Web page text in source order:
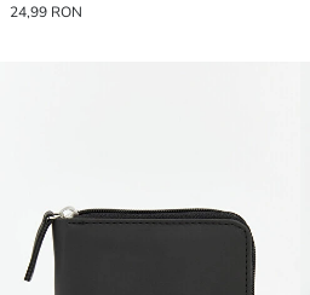
24,99 RON